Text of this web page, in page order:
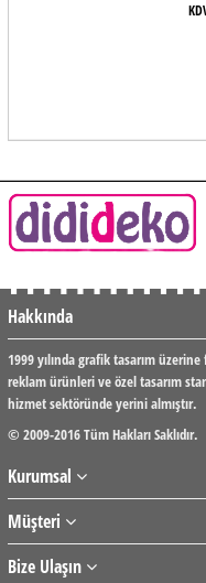
Hakkında
1999 yılında grafik tasarım
reklam ürünleri ve özel tasarım
hizmet sektöründe yerini almıştır.
© 2009-2016 Tüm Hakları Saklıdır.
Kurumsal
Müşteri
Bize Ulaşın